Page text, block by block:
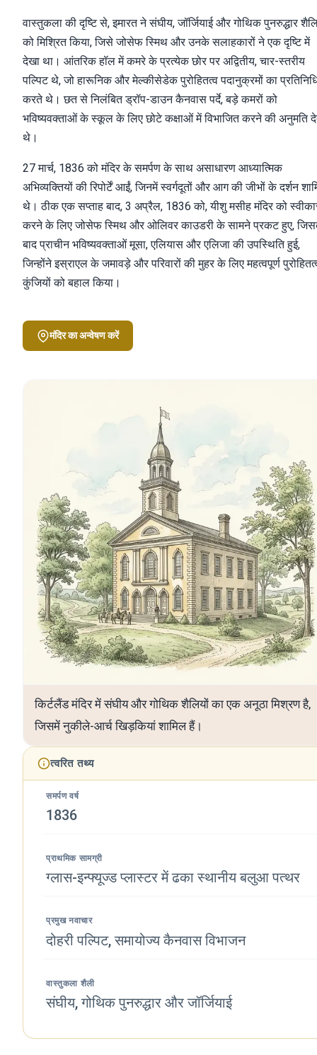
वास्तुकला की दृष्टि से, इमारत ने संघीय, जॉर्जियाई और गोथिक पुनरुद्धार
को मिश्रित किया, जिसे जोसेफ स्मिथ और उनके सलाहकारों ने एक दृष्टि में
देखा था। आंतरिक हॉल में कमरे के प्रत्येक छोर पर अद्वितीय, चार-स्तरीय
पल्पिट थे, जो हारूनिक और मेल्कीसेडेक पुरोहितत्व पदानुक्रमों का
करते थे। छत से निलंबित ड्रॉप-डाउन कैनवास पर्दे, बड़े कमरों को
भविष्यवक्ताओं के स्कूल के लिए छोटे कक्षाओं में विभाजित करने की अनुमति
थे।
27 मार्च, 1836 को मंदिर के समर्पण के साथ असाधारण आध्यात्मिक
अभिव्यक्तियों की रिपोर्टें आईं, जिनमें स्वर्गदूतों और आग की जीभों के दर्शन
थे। ठीक एक सप्ताह बाद, 3 अप्रैल, 1836 को, यीशु मसीह मंदिर को
करने के लिए जोसेफ स्मिथ और ओलिवर काउडरी के सामने प्रकट हुए,
बाद प्राचीन भविष्यवक्ताओं मूसा, एलियास और एलिजा की उपस्थिति हुई,
जिन्होंने इस्राएल के जमावड़े और परिवारों की मुहर के लिए महत्वपूर्ण
कुंजियों को बहाल किया।
मंदिर का अन्वेषण करें
किर्टलैंड मंदिर में संघीय और गोथिक शैलियों का एक अनूठा मिश्रण है,
जिसमें नुकीले-आर्च खिड़कियां शामिल हैं।
त्वरित तथ्य
समर्पण वर्ष
1836
प्राथमिक सामग्री
ग्लास-इन्फ्यूज्ड प्लास्टर में ढका स्थानीय बलुआ पत्थर
प्रमुख नवाचार
दोहरी पल्पिट, समायोज्य कैनवास विभाजन
वास्तुकला शैली
संघीय, गोथिक पुनरुद्धार और जॉर्जियाई